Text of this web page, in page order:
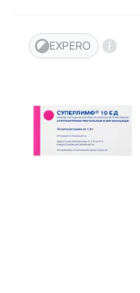
EXPERO